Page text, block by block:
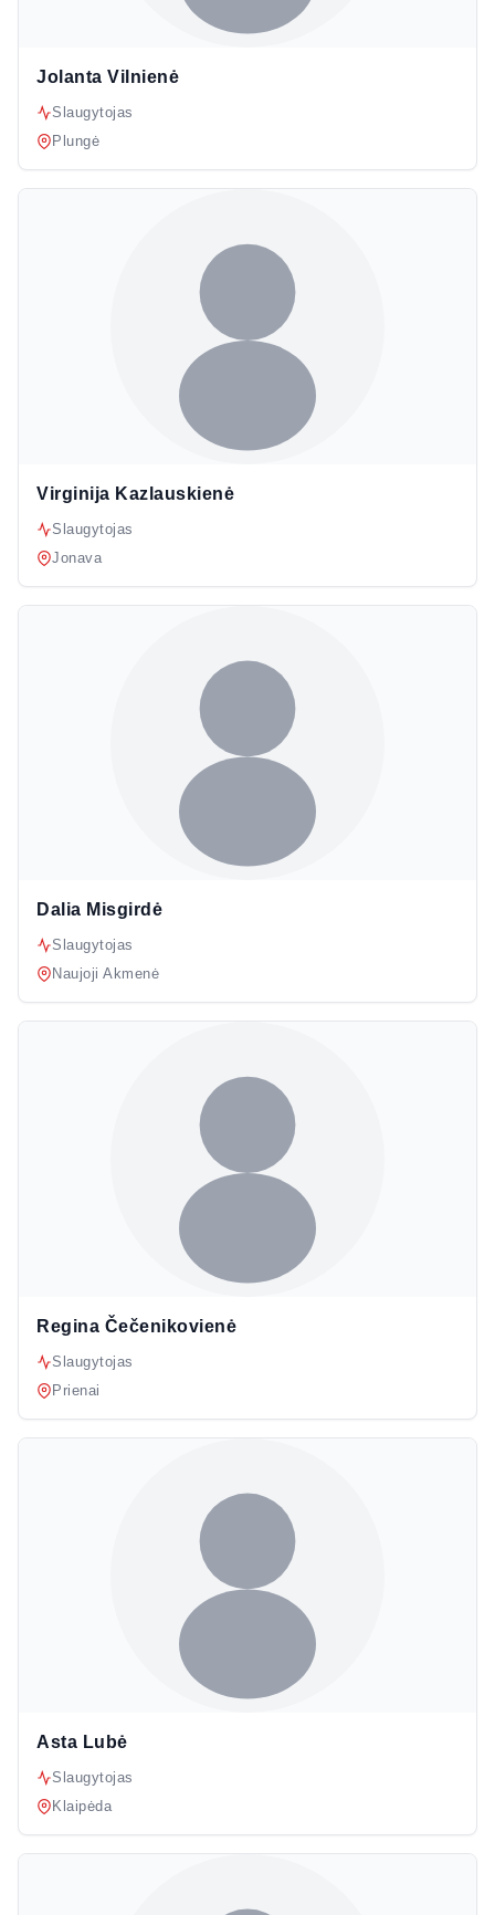
Jolanta Vilnienė
Slaugytojas
Plungė
Virginija Kazlauskienė
Slaugytojas
Jonava
Dalia Misgirdė
Slaugytojas
Naujoji Akmenė
Regina Čečenikovienė
Slaugytojas
Prienai
Asta Lubė
Slaugytojas
Klaipėda